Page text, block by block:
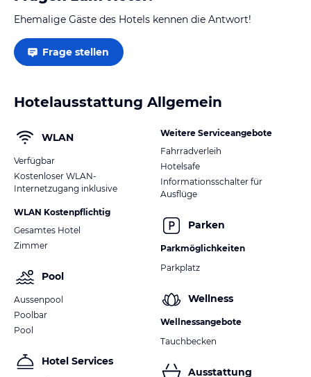
Ehemalige Gäste des Hotels kennen die Antwort!
Frage stellen
Hotelausstattung Allgemein
WLAN
Verfügbar
Kostenloser WLAN-
Internetzugang inklusive
WLAN Kostenpflichtig
Gesamtes Hotel
Zimmer
Pool
Aussenpool
Poolbar
Pool
Hotel Services
Weitere Serviceangebote
Fahrradverleih
Hotelsafe
Informationsschalter für
Ausflüge
Parken
Parkmöglichkeiten
Parkplatz
Wellness
Wellnessangebote
Tauchbecken
Ausstattung